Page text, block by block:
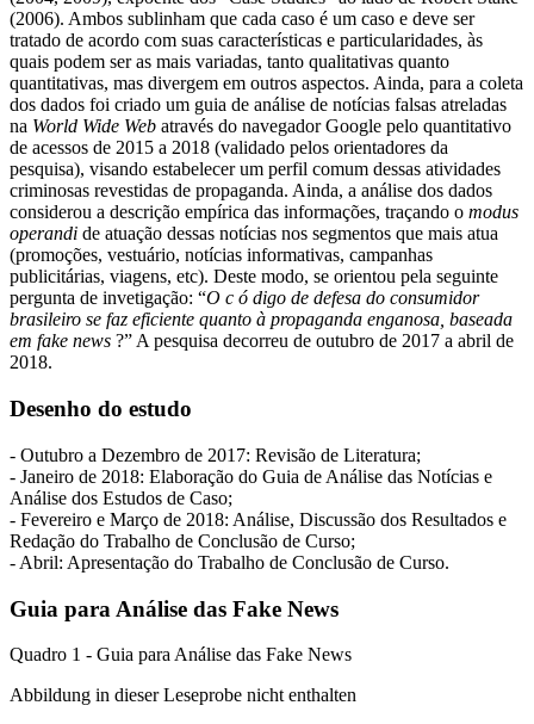
(2006). Ambos sublinham que cada caso é um caso e deve ser
tratado de acordo com suas características e particularidades, às
quais podem ser as mais variadas, tanto qualitativas quanto
quantitativas, mas divergem em outros aspectos. Ainda, para a coleta
dos dados foi criado um guia de análise de notícias falsas atreladas
na World Wide Web através do navegador Google pelo quantitativo
de acessos de 2015 a 2018 (validado pelos orientadores da
pesquisa), visando estabelecer um perfil comum dessas atividades
criminosas revestidas de propaganda. Ainda, a análise dos dados
considerou a descrição empírica das informações, traçando o modus
operandi de atuação dessas notícias nos segmentos que mais atua
(promoções, vestuário, notícias informativas, campanhas
publicitárias, viagens, etc). Deste modo, se orientou pela seguinte
pergunta de invetigação: “O c ó digo de defesa do consumidor
brasileiro se faz eficiente quanto à propaganda enganosa, baseada
em fake news ?” A pesquisa decorreu de outubro de 2017 a abril de
2018.
Desenho do estudo
- Outubro a Dezembro de 2017: Revisão de Literatura;
- Janeiro de 2018: Elaboração do Guia de Análise das Notícias e
Análise dos Estudos de Caso;
- Fevereiro e Março de 2018: Análise, Discussão dos Resultados e
Redação do Trabalho de Conclusão de Curso;
- Abril: Apresentação do Trabalho de Conclusão de Curso.
Guia para Análise das Fake News
Quadro 1 - Guia para Análise das Fake News
Abbildung in dieser Leseprobe nicht enthalten